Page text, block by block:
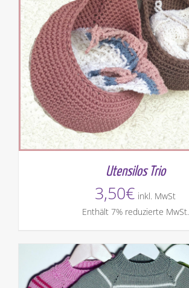
Utensilos Trio
3,50€ inkl. MwSt
Enthält 7% reduzierte MwSt.